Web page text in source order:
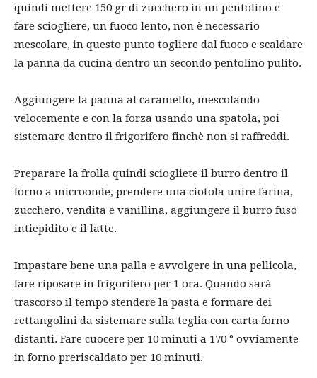
quindi mettere 150 gr di zucchero in un pentolino e
fare sciogliere, un fuoco lento, non è necessario
mescolare, in questo punto togliere dal fuoco e scaldare
la panna da cucina dentro un secondo pentolino pulito.
Aggiungere la panna al caramello, mescolando
velocemente e con la forza usando una spatola, poi
sistemare dentro il frigorifero finchè non si raffreddi.
Preparare la frolla quindi sciogliete il burro dentro il
forno a microonde, prendere una ciotola unire farina,
zucchero, vendita e vanillina, aggiungere il burro fuso
intiepidito e il latte.
Impastare bene una palla e avvolgere in una pellicola,
fare riposare in frigorifero per 1 ora. Quando sarà
trascorso il tempo stendere la pasta e formare dei
rettangolini da sistemare sulla teglia con carta forno
distanti. Fare cuocere per 10 minuti a 170 ° ovviamente
in forno preriscaldato per 10 minuti.